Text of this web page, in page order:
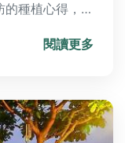
種植心得，以
閱讀更多